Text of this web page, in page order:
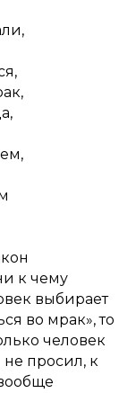
к чему
выбирает
во мрак», то
человек
просил, к